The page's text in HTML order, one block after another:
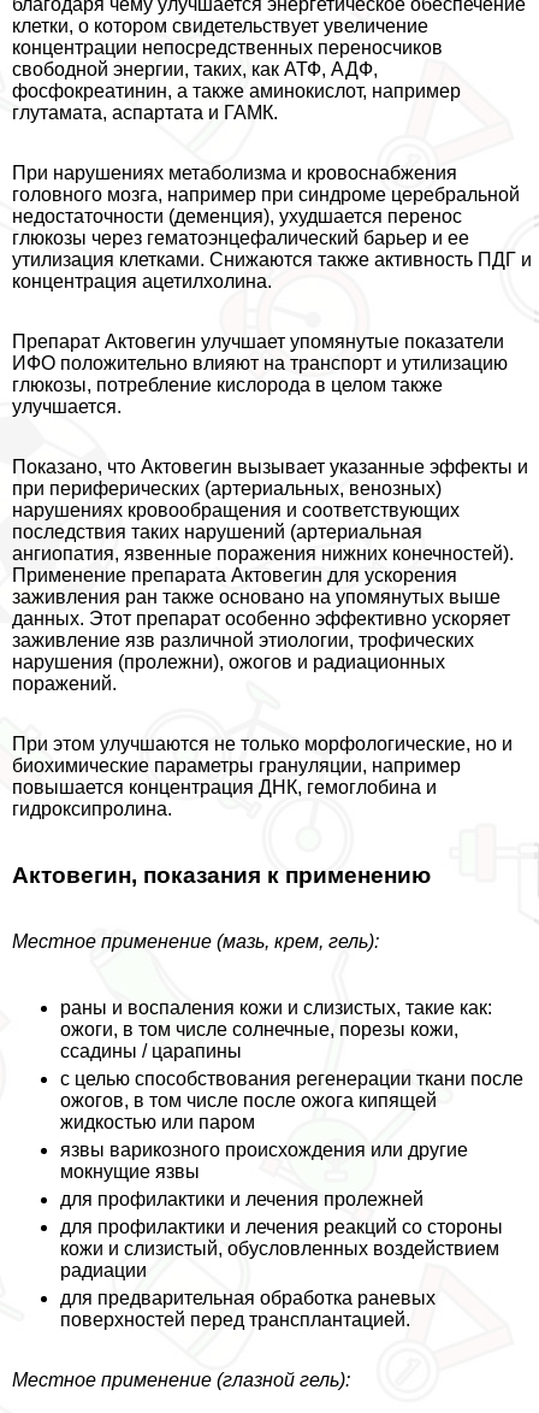
благодаря чему улучшается энергетическое обеспечение
клетки, о котором свидетельствует увеличение
концентрации непосредственных переносчиков
свободной энергии, таких, как АТФ, АДФ,
фосфокреатинин, а также аминокислот, например
глутамата, аспартата и ГАМК.
При нарушениях метаболизма и кровоснабжения
головного мозга, например при синдроме церебральной
недостаточности (деменция), ухудшается перенос
глюкозы через гематоэнцефалический барьер и ее
утилизация клетками. Снижаются также активность ПДГ и
концентрация ацетилхолина.
Препарат Актовегин улучшает упомянутые показатели
ИФО положительно влияют на трaнcпорт и утилизацию
глюкозы, потрeбление кислорода в целом также
улучшается.
Показано, что Актовегин вызывает указанные эффекты и
при периферических (артериальных, венозных)
нарушениях кровообращения и соответствующих
последствия таких нарушений (артериальная
ангиопатия, язвенные поражения нижних конечностей).
Применение препарата Актовегин для ускорения
заживления ран также основано на упомянутых выше
данных. Этот препарат особенно эффективно ускоряет
заживление язв различной этиологии, трофических
нарушения (пролежни), ожогов и радиационных
поражений.
При этом улучшаются не только морфологические, но и
биохимические параметры грануляции, например
повышается концентрация ДНК, гемоглобина и
гидроксипролина.
Актовегин, показания к применению
Местное применение (мазь, крем, гель):
раны и воспаления кожи и слизистых, такие как:
ожоги, в том числе солнечные, порезы кожи,
ссадины / царапины
с целью способствования регенерации ткани после
ожогов, в том числе после ожога кипящей
жидкостью или паром
язвы варикозного происхождения или другие
мокнущие язвы
для профилактики и лечения пролежней
для профилактики и лечения реакций со стороны
кожи и слизистый, обусловленных воздействием
радиации
для предварительная обработка раневых
поверхностей перед трaнcплантацией.
Местное применение (глазной гель):